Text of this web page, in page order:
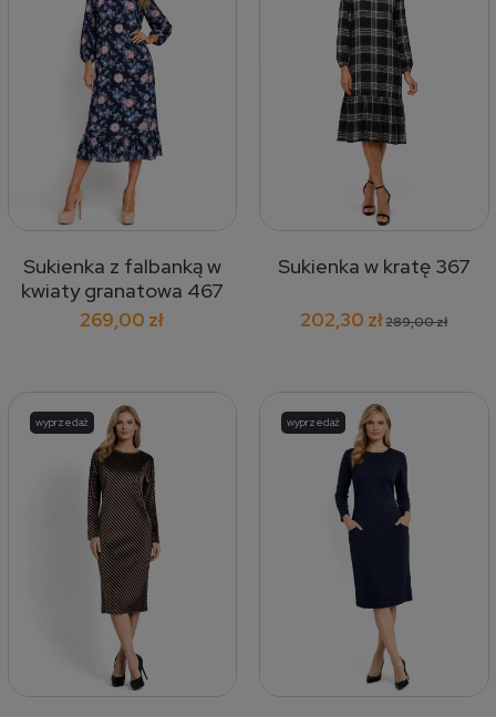
Sukienka z falbanką w
kwiaty granatowa 467
269,00 zł
Sukienka w kratę 367
202,30 zł289,00 zł
wyprzedaż wyprzedaż